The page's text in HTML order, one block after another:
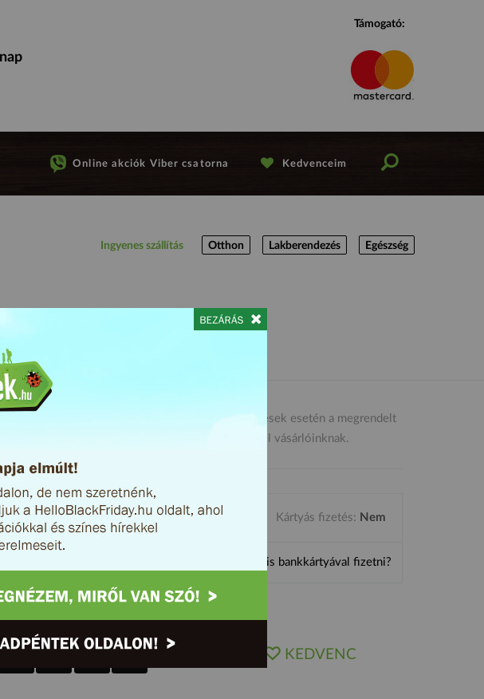
Támogató:
Kedvenceim
Online akciók Viber csatorna
Egészség
Lakberendezés
Otthon
Ingyenes szállítás
3-i, legalább 10 000 Ft-ot elérő megrendelések esetén a megrendelt
szállítási költség felszámítása nélkül juttatjuk el vásárlóinknak.
Kártyás fizetés: Nem
Miért jó online is bankkártyával fizetni?
az ajánlatot!
KEDVENC